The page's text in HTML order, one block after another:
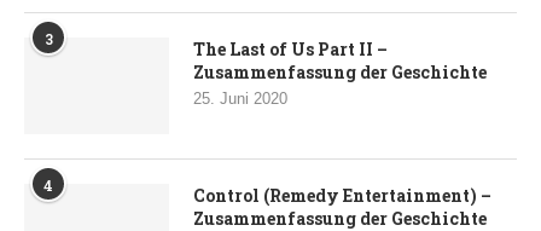
3
The Last of Us Part II –
Zusammenfassung der Geschichte
25. Juni 2020
4
Control (Remedy Entertainment) –
Zusammenfassung der Geschichte